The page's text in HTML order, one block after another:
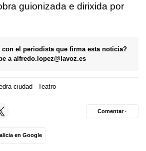
guionizada e dirixida por
con el periodista que firma esta noticia?
a alfredo.lopez@lavoz.es
ciudad Teatro
en Google
Comentar ·